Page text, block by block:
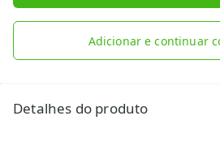
Adicionar e continuar
Detalhes do produto